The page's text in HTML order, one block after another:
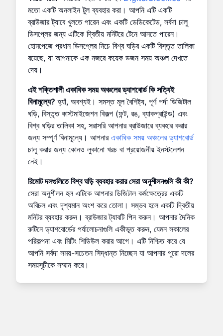
মতো একটি অনলাইন টুল ব্যবহার করা। আপনি এটি একটি
ব্রাউজার ট্যাবে খুলতে পারেন এবং একটি ডেডিকেটেড, সর্বদা চালু
ডিসপ্লের জন্য এটিকে দ্বিতীয় মনিটরে টেনে আনতে পারেন।
হোমপেজে প্রধান ডিসপ্লের নিচে বিশ্ব ঘড়ির একটি বিস্তৃত তালিকা
রয়েছে, যা আপনাকে এক নজরে কয়েক ডজন সময় অঞ্চল দেখতে
দেয়।
এই শক্তিশালী একাধিক সময় অঞ্চলের ড্যাশবোর্ড কি সত্যিই
বিনামূল্যে? হ্যাঁ, অবশ্যই। সমস্ত মূল বৈশিষ্ট্য, পূর্ণ পর্দা ডিজিটাল
ঘড়ি, বিস্তৃত কাস্টমাইজেশন বিকল্প (ফন্ট, রঙ, ব্যাকগ্রাউন্ড) এবং
বিশ্ব ঘড়ির তালিকা সহ, সরাসরি আপনার ব্রাউজারে ব্যবহার করার
জন্য সম্পূর্ণ বিনামূল্যে। আপনার একাধিক সময় অঞ্চলের ড্যাশবোর্ড
চালু করার জন্য কোনও লুকানো খরচ বা প্রয়োজনীয় ইনস্টলেশন
নেই।
রিমোট দলগুলিতে বিশ্ব ঘড়ি ব্যবহার করার সেরা অনুশীলনগুলি কী কী?
সেরা অনুশীলন হল এটিকে আপনার ডিজিটাল কর্মক্ষেত্রের একটি
অবিচল এবং দৃশ্যমান অংশ করে তোলা। সম্ভব হলে একটি দ্বিতীয়
মনিটর ব্যবহার করুন। ব্রাউজার ট্যাবটি পিন করুন। আপনার দৈনিক
রুটিনে ড্যাশবোর্ডের পর্যালোচনাগুলি একীভূত করুন, যেমন সকালের
পরিকল্পনা এবং মিটিং শিডিউল করার আগে। এটি নিশ্চিত করে যে
আপনি সর্বদা সময়-সচেতন সিদ্ধান্ত নিচ্ছেন যা আপনার পুরো দলের
সময়সূচীকে সম্মান করে।